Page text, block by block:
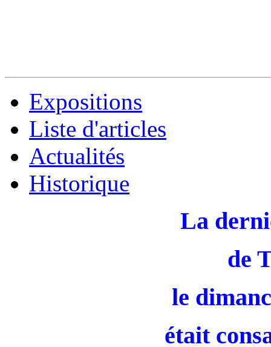
Expositions
Liste d'articles
Actualités
Historique
La
de
le
était